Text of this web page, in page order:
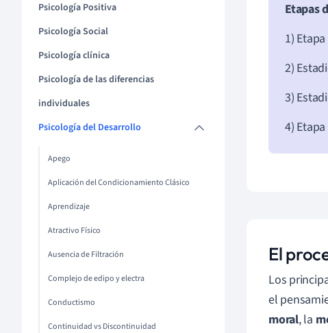
Psicología Positiva
Psicología Social
Psicología clínica
Psicología de las diferencias
individuales
Psicología del Desarrollo
Apego
Aplicación del Condicionamiento Clásico
Aprendizaje
Atractivo Físico
Ausencia de Filtración
Complejo de edipo y electra
Conductismo
Continuidad vs Discontinuidad
Etapas
1)
2)
3)
4)
El
Los
el
moral, la